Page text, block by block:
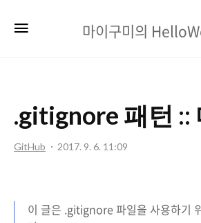
이
의
마이구미의
.gitignore 패턴 ::
GitHub 2017. 9. 6. 11:09
이 글은 .gitignore 파일을 사용하기